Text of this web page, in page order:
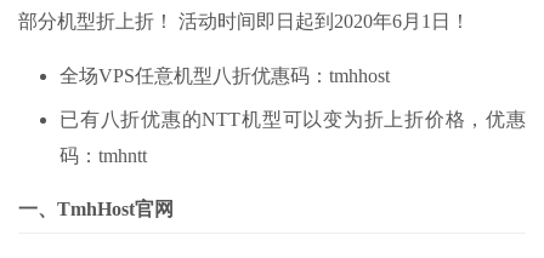
部分机型折上折！ 活动时间即日起到2020年6月1日！
全场VPS任意机型八折优惠码：tmhhost
已有八折优惠的NTT机型可以变为折上折价格，优惠
码：tmhntt
一、TmhHost官网